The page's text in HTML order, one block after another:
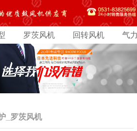
罗茨风机 回转风机 气
_罗茨风机